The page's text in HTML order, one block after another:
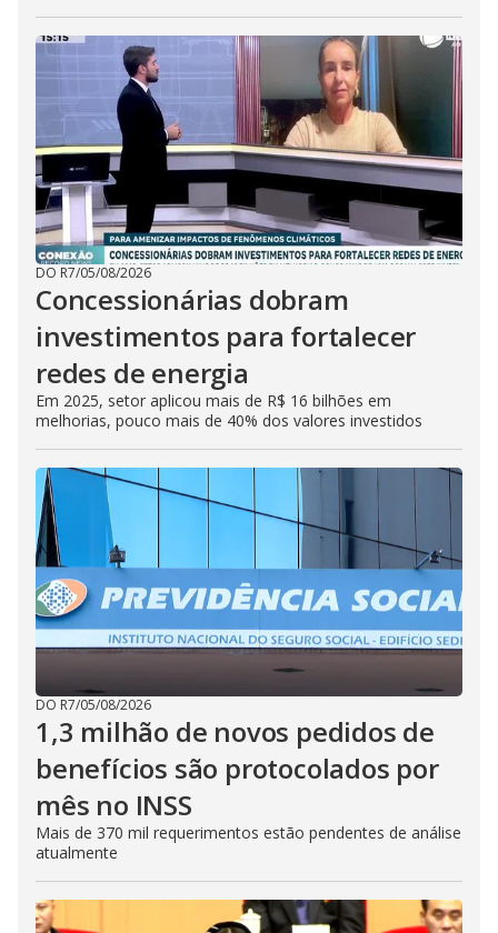
DO R7/05/08/2026
Concessionárias dobram
investimentos para fortalecer
redes de energia
Em 2025, setor aplicou mais de R$ 16 bilhões em
melhorias, pouco mais de 40% dos valores investidos
DO R7/05/08/2026
1,3 milhão de novos pedidos de
benefícios são protocolados por
mês no INSS
Mais de 370 mil requerimentos estão pendentes de análise
atualmente